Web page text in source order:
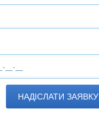
НАДІСЛАТИ ЗАЯВКУ